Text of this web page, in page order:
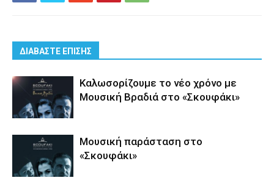
ΔΙΑΒΑΣΤΕ ΕΠΙΣΗΣ
Καλωσορίζουμε το νέο χρόνο με
Μουσική Βραδιά στο «Σκουφάκι»
Μουσική παράσταση στο
«Σκουφάκι»